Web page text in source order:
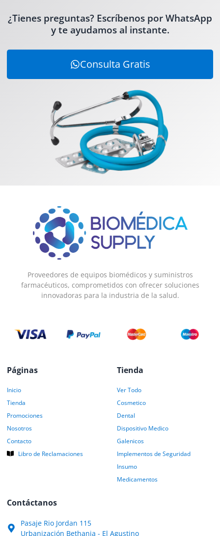
¿Tienes preguntas? Escríbenos por WhatsApp
y te ayudamos al instante.
Consulta Gratis
Proveedores de equipos biomédicos y suministros
farmacéuticos, comprometidos con ofrecer soluciones
innovadoras para la industria de la salud.
Páginas
Inicio
Tienda
Promociones
Nosotros
Contacto
Libro de Reclamaciones
Tienda
Ver Todo
Cosmetico
Dental
Dispositivo Medico
Galenicos
Implementos de Seguridad
Insumo
Medicamentos
Contáctanos
Pasaje Rio Jordan 115
Urbanización Bethania - El Agustino